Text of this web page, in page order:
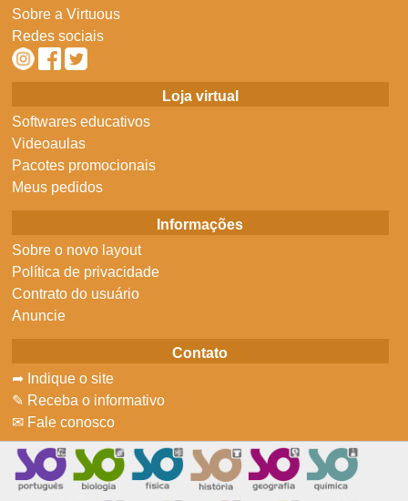
Sobre a Virtuous
Redes sociais
Loja virtual
Softwares educativos
Videoaulas
Pacotes promocionais
Meus pedidos
Informações
Sobre o novo layout
Política de privacidade
Contrato do usuário
Anuncie
Contato
➦ Indique o site
✎ Receba o informativo
✉ Fale conosco